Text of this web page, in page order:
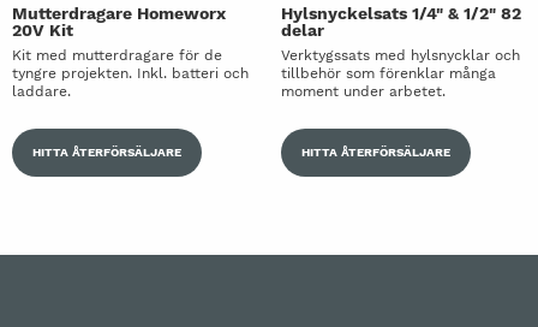
Mutterdragare Homeworx
20V Kit
Kit med mutterdragare för de
tyngre projekten. Inkl. batteri och
laddare.
HITTA ÅTERFÖRSÄLJARE
Hylsnyckelsats 1/4" & 1/2" 82
delar
Verktygssats med hylsnycklar och
tillbehör som förenklar många
moment under arbetet.
HITTA ÅTERFÖRSÄLJARE